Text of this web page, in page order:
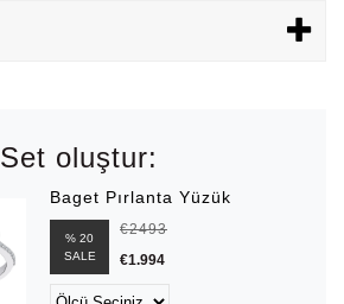
Set oluştur:
Baget Pırlanta Yüzük
% 20
SALE
€2493
€1.994